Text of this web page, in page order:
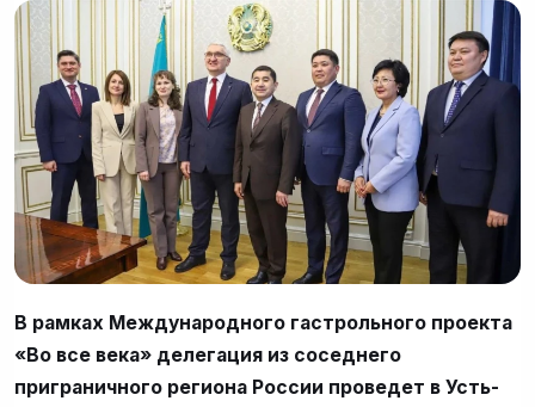
В рамках Международного гастрольного проекта
«Во все века» делегация из соседнего
приграничного региона России проведет в Усть-